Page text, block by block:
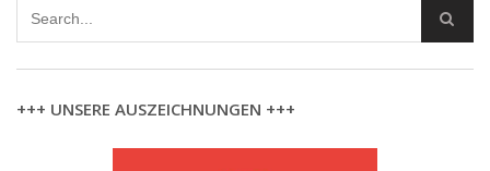
+++ UNSERE AUSZEICHNUNGEN +++